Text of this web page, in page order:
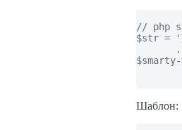
// php
$str =
Шаблон: